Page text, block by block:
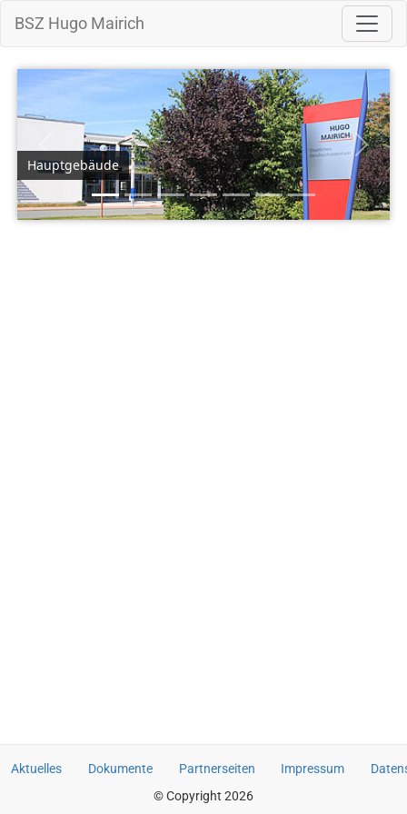
BSZ Hugo Mairich
Hauptgebäude
Zurück Weiter
Aktuelles Dokumente Partnerseiten Impressum
© Copyright 2026